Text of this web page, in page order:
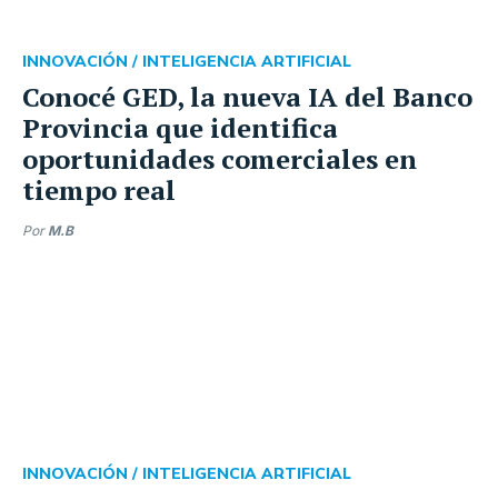
Conocé GED, la nueva IA del Banco
Provincia que identifica
oportunidades comerciales en
tiempo real
INNOVACIÓN / INTELIGENCIA ARTIFICIAL
Por M.B
INNOVACIÓN / INTELIGENCIA ARTIFICIAL